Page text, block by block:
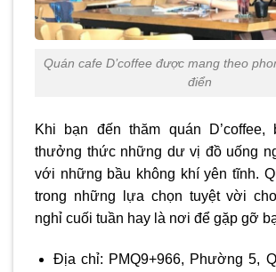
Quán cafe D’coffee được mang theo
điển
Khi bạn đến thăm quán
thưởng thức những dư vị đồ uống
với những bầu không khí yên tĩnh.
trong những lựa chọn tuyệt vời
nghỉ cuối tuần hay là nơi để gặp gỡ
Địa chỉ: PMQ9+966, Phường 5,